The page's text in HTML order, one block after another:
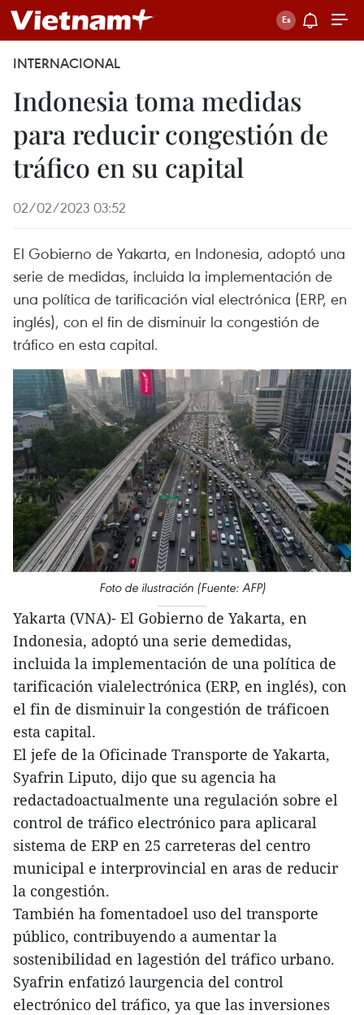
INTERNACIONAL
Indonesia toma medidas
para reducir congestión de
tráfico en su capital
02/02/2023 03:52
El Gobierno de Yakarta, en Indonesia, adoptó una
serie de medidas, incluida la implementación de
una política de tarificación vial electrónica (ERP, en
inglés), con el fin de disminuir la congestión de
tráfico en esta capital.
Foto de ilustración (Fuente: AFP)
Yakarta (VNA)- El Gobierno de Yakarta, en
Indonesia, adoptó una serie demedidas,
incluida la implementación de una política de
tarificación vialelectrónica (ERP, en inglés), con
el fin de disminuir la congestión de tráficoen
esta capital.
El jefe de la Oficinade Transporte de Yakarta,
Syafrin Liputo, dijo que su agencia ha
redactadoactualmente una regulación sobre el
control de tráfico electrónico para aplicaral
sistema de ERP en 25 carreteras del centro
municipal e interprovincial en aras de reducir
la congestión.
También ha fomentadoel uso del transporte
público, contribuyendo a aumentar la
sostenibilidad en lagestión del tráfico urbano.
Syafrin enfatizó laurgencia del control
electrónico del tráfico, ya que las inversiones